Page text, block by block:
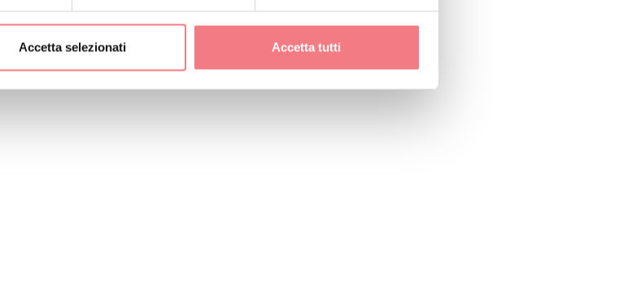
Accetta selezionati Accetta tutti